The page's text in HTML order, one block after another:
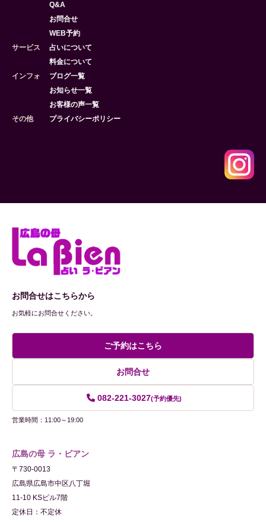
Q&A
お問合せ
WEB予約
サービス
占いについて
料金について
インフォ
ブログ一覧
お知らせ一覧
お客様の声一覧
その他
プライバシーポリシー
お問合せはこちらから
お気軽にお問合せください。
ご予約はこちら
お問合せ
082-221-3027(予約優先)
営業時間：11:00～19:00
広島の母 ラ・ビアン
〒730-0013
広島県広島市中区八丁堀
11-10 KSビル7階
定休日：不定休